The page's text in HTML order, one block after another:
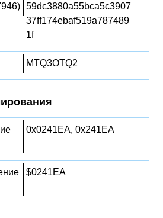
59dc3880a55bca5c3907
37ff174ebaf519a787489
1f
MTQ3OTQ2
0x0241EA, 0x241EA
$0241EA